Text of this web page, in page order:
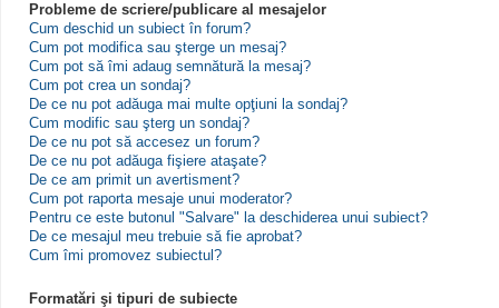
Probleme de scriere/publicare al mesajelor
Cum deschid un subiect în forum?
Cum pot modifica sau şterge un mesaj?
Cum pot să îmi adaug semnătură la mesaj?
Cum pot crea un sondaj?
De ce nu pot adăuga mai multe opţiuni la sondaj?
Cum modific sau şterg un sondaj?
De ce nu pot să accesez un forum?
De ce nu pot adăuga fişiere ataşate?
De ce am primit un avertisment?
Cum pot raporta mesaje unui moderator?
Pentru ce este butonul "Salvare" la deschiderea unui subiect?
De ce mesajul meu trebuie să fie aprobat?
Cum îmi promovez subiectul?
Formatări şi tipuri de subiecte